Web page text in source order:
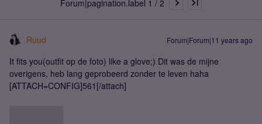
Forum|pagination.label 1 / 2
Ruud Forum|Forum|11 years ago
It fits you(outfit op de foto) like a glove;) Dit was de mijne
overigens, heb lang geprobeerd zonder te leven haha
[ATTACH=CONFIG]561[/attach]